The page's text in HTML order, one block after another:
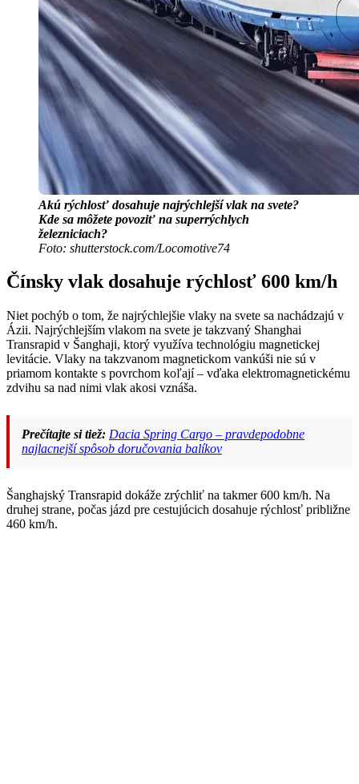
Akú rýchlosť dosahuje najrýchlejší vlak na svete?
Kde sa môžete povoziť na superrýchlych
železniciach?
Foto: shutterstock.com/Locomotive74
Čínsky vlak dosahuje rýchlosť 600 km/h
Niet pochýb o tom, že najrýchlejšie vlaky na svete sa nachádzajú v
Ázii. Najrýchlejším vlakom na svete je takzvaný Shanghai
Transrapid v Šanghaji, ktorý využíva technológiu magnetickej
levitácie. Vlaky na takzvanom magnetickom vankúši nie sú v
priamom kontakte s povrchom koľají – vďaka elektromagnetickému
zdvihu sa nad nimi vlak akosi vznáša.
Prečítajte si tiež: Dacia Spring Cargo – pravdepodobne
najlacnejší spôsob doručovania balíkov
Šanghajský Transrapid dokáže zrýchliť na takmer 600 km/h. Na
druhej strane, počas jázd pre cestujúcich dosahuje rýchlosť približne
460 km/h.